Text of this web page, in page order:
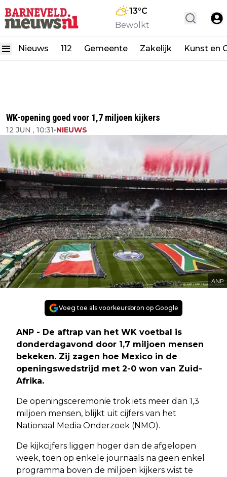
13°C
Bewolkt
Nieuws 112 Gemeente Zakelijk Kunst en
WK-opening goed voor 1,7 miljoen kijkers
12 JUN , 10:31•NIEUWS
ANP
Voeg toe als voorkeursbron op Google
ANP - De aftrap van het WK voetbal is
donderdagavond door 1,7 miljoen mensen
bekeken. Zij zagen hoe Mexico in de
openingswedstrijd met 2-0 won van Zuid-
Afrika.
De openingsceremonie trok iets meer dan 1,3
miljoen mensen, blijkt uit cijfers van het
Nationaal Media Onderzoek (NMO).
De kijkcijfers liggen hoger dan de afgelopen
week, toen op enkele journaals na geen enkel
programma boven de miljoen kijkers wist te